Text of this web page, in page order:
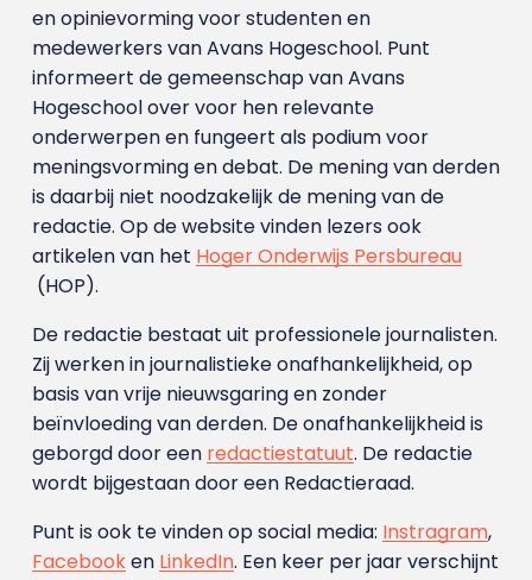
en opinievorming voor studenten en
medewerkers van Avans Hoge­school. Punt
informeert de gemeenschap van Avans
Hogeschool over voor hen relevante
onderwerpen en fungeert als podium voor
meningsvorming en debat. De mening van derden
is daarbij niet noodzakelijk de mening van de
redactie. Op de website vinden lezers ook
artikelen van het Hoger Onderwijs Persbureau
(HOP).
De redactie bestaat uit professionele journalisten.
Zij werken in journalistieke onafhankelijkheid, op
basis van vrije nieuwsgaring en zonder
beïnvloeding van derden. De onafhankelijkheid is
geborgd door een redactiestatuut. De redactie
wordt bijgestaan door een Redactieraad.
Punt is ook te vinden op social media: Instragram,
Facebooken LinkedIn. Een keer per jaar verschijnt